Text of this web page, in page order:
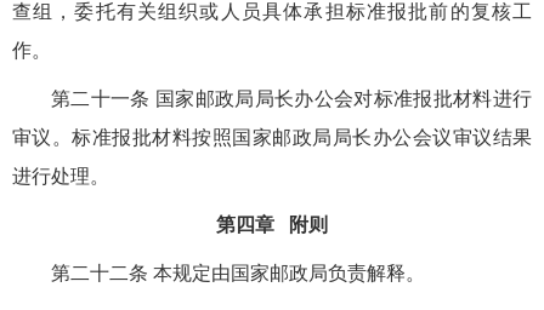
查组，委托有关组织或人员具体承担标准报批前的复核工
作。
第二十一条 国家邮政局局长办公会对标准报批材料进行
审议。标准报批材料按照国家邮政局局长办公会议审议结果
进行处理。
第四章 附则
第二十二条 本规定由国家邮政局负责解释。